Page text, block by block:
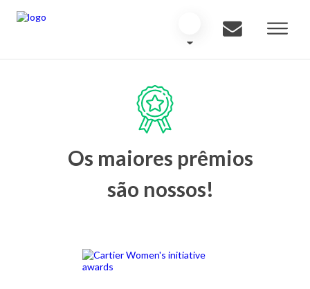
Os maiores prêmios
são nossos!